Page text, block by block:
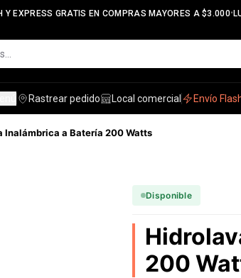
EXPRESS GRATIS EN COMPRAS MAYORES A $3.000•
Rastrear pedido Local comercial Envío
Inalámbrica a Batería 200 Watts
Disponible
200